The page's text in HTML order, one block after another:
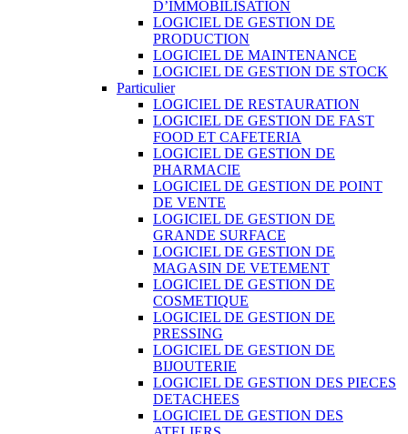
D’IMMOBILISATION
LOGICIEL DE GESTION DE
PRODUCTION
LOGICIEL DE MAINTENANCE
LOGICIEL DE GESTION DE STOCK
Particulier
LOGICIEL DE RESTAURATION
LOGICIEL DE GESTION DE FAST
FOOD ET CAFETERIA
LOGICIEL DE GESTION DE
PHARMACIE
LOGICIEL DE GESTION DE POINT
DE VENTE
LOGICIEL DE GESTION DE
GRANDE SURFACE
LOGICIEL DE GESTION DE
MAGASIN DE VETEMENT
LOGICIEL DE GESTION DE
COSMETIQUE
LOGICIEL DE GESTION DE
PRESSING
LOGICIEL DE GESTION DE
BIJOUTERIE
LOGICIEL DE GESTION DES PIECES
DETACHEES
LOGICIEL DE GESTION DES